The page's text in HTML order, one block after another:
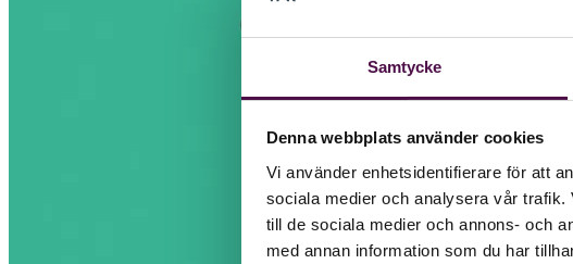
Samtycke
Denna webbplats använder cookies
Vi använder enhetsidentifierare för att
sociala medier och analysera vår trafik.
till de sociala medier och annons- och
med annan information som du har